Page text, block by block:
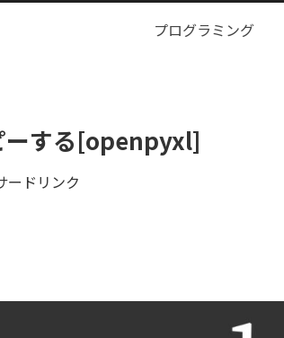
プログラミング
ーする[openpyxl]
ードリンク